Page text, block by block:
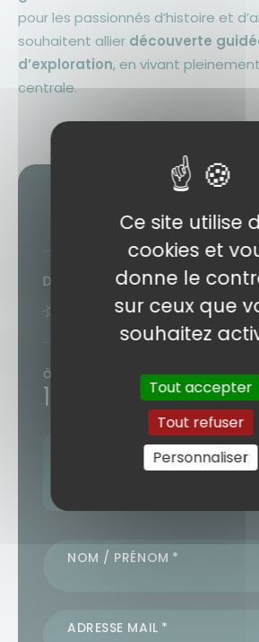
pour les passionnés d’histoire et
souhaitent allier découverte
d’exploration, en vivant pleinement
centrale.
Réservez votre
Durée
8 jours 7 nuits
à partir de
1 390€ / personne
Prochain départ :
07 SEPTEMBRE 2026
NOM / PRÉNOM
ADRESSE MAIL
Ce site utilise
cookies et
donne le
sur ceux que
souhaitez
Tout accepter
Tout refuser
Personnaliser